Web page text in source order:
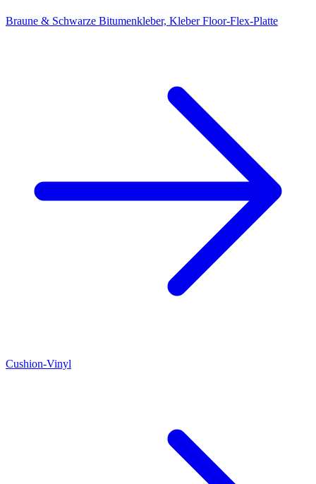
Braune & Schwarze Bitumenkleber, Kleber Floor-Flex-Platte
Cushion-Vinyl